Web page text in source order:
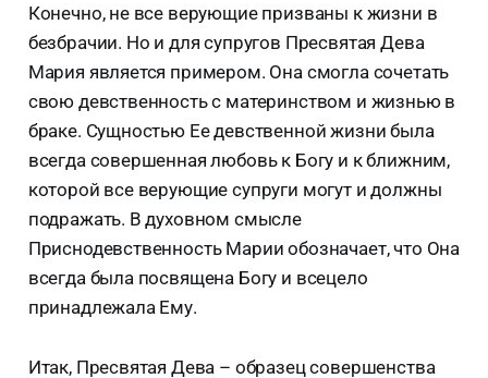
Конечно, не все верующие призваны к жизни в
безбрачии. Но и для супругов Пресвятая Дева
Мария является примером. Она смогла сочетать
свою девственность с материнством и жизнью в
браке. Сущностью Ее девственной жизни была
всегда совершенная любовь к Богу и к ближним,
которой все верующие супруги могут и должны
подражать. В духовном смысле
Приснодевственность Марии обозначает, что Она
всегда была посвящена Богу и всецело
принадлежала Ему.
Итак, Пресвятая Дева – образец совершенства